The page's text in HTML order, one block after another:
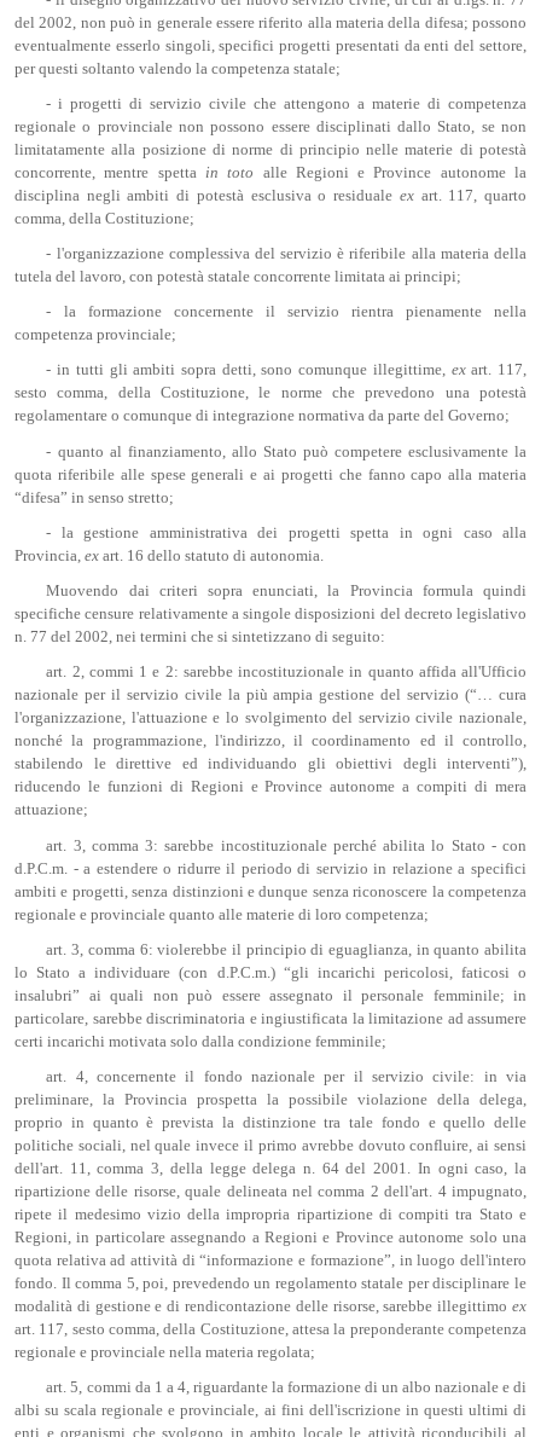
del 2002, non può in generale essere riferito alla materia della difesa; possono
eventualmente esserlo singoli, specifici progetti presentati da enti del settore,
per questi soltanto valendo la competenza statale;
- i progetti di servizio civile che attengono a materie di competenza
regionale o provinciale non possono essere disciplinati dallo Stato, se non
limitatamente alla posizione di norme di principio nelle materie di potestà
concorrente, mentre spetta in toto alle Regioni e Province autonome la
disciplina negli ambiti di potestà esclusiva o residuale exart. 117, quarto
comma, della Costituzione;
- l'organizzazione complessiva del servizio è riferibile alla materia della
tutela del lavoro, con potestà statale concorrente limitata ai principi;
- la formazione concernente il servizio rientra pienamente nella
competenza provinciale;
- in tutti gli ambiti sopra detti, sono comunque illegittime, exart. 117,
sesto comma, della Costituzione, le norme che prevedono una potestà
regolamentare o comunque di integrazione normativa da parte del Governo;
- quanto al finanziamento, allo Stato può competere esclusivamente la
quota riferibile alle spese generali e ai progetti che fanno capo alla materia
“difesa” in senso stretto;
- la gestione amministrativa dei progetti spetta in ogni caso alla
Provincia, ex art. 16 dello statuto di autonomia.
Muovendo dai criteri sopra enunciati, la Provincia formula quindi
specifiche censure relativamente a singole disposizioni del decreto legislativo
n. 77 del 2002, nei termini che si sintetizzano di seguito:
art. 2, commi 1 e 2: sarebbe incostituzionale in quanto affida all'Ufficio
nazionale per il servizio civile la più ampia gestione del servizio (“… cura
l'organizzazione, l'attuazione e lo svolgimento del servizio civile nazionale,
nonché la programmazione, l'indirizzo, il coordinamento ed il controllo,
stabilendo le direttive ed individuando gli obiettivi degli interventi”),
riducendo le funzioni di Regioni e Province autonome a compiti di mera
attuazione;
art. 3, comma 3: sarebbe incostituzionale perché abilita lo Stato - con
d.P.C.m. - a estendere o ridurre il periodo di servizio in relazione a specifici
ambiti e progetti, senza distinzioni e dunque senza riconoscere la competenza
regionale e provinciale quanto alle materie di loro competenza;
art. 3, comma 6: violerebbe il principio di eguaglianza, in quanto abilita
lo Stato a individuare (con d.P.C.m.) “gli incarichi pericolosi, faticosi o
insalubri” ai quali non può essere assegnato il personale femminile; in
particolare, sarebbe discriminatoria e ingiustificata la limitazione ad assumere
certi incarichi motivata solo dalla condizione femminile;
art. 4, concernente il fondo nazionale per il servizio civile: in via
preliminare, la Provincia prospetta la possibile violazione della delega,
proprio in quanto è prevista la distinzione tra tale fondo e quello delle
politiche sociali, nel quale invece il primo avrebbe dovuto confluire, ai sensi
dell'art. 11, comma 3, della legge delega n. 64 del 2001. In ogni caso, la
ripartizione delle risorse, quale delineata nel comma 2 dell'art. 4 impugnato,
ripete il medesimo vizio della impropria ripartizione di compiti tra Stato e
Regioni, in particolare assegnando a Regioni e Province autonome solo una
quota relativa ad attività di “informazione e formazione”, in luogo dell'intero
fondo. Il comma 5, poi, prevedendo un regolamento statale per disciplinare le
modalità di gestione e di rendicontazione delle risorse, sarebbe illegittimo ex
art. 117, sesto comma, della Costituzione, attesa la preponderante competenza
regionale e provinciale nella materia regolata;
art. 5, commi da 1 a 4, riguardante la formazione di un albo nazionale e di
albi su scala regionale e provinciale, ai fini dell'iscrizione in questi ultimi di